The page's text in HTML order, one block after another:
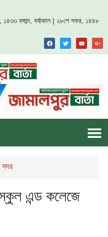
বঙ্গাব্দ, বর্ষাকাল | ২৮শে সফর, ১৪৪৮
সদর
স্কুল এন্ড কলেজে